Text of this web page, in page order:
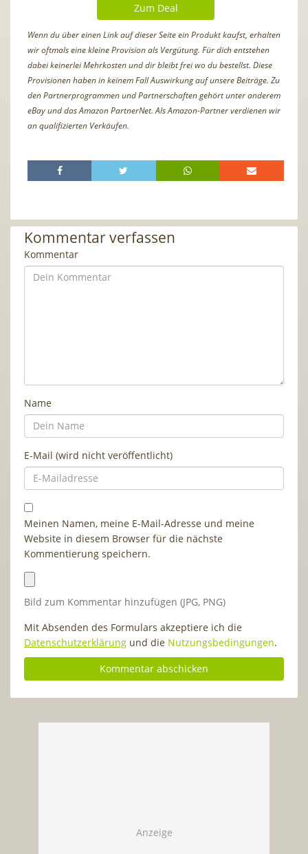
Zum Deal
Wenn du über einen Link auf dieser Seite ein Produkt kaufst, erhalten
wir oftmals eine kleine Provision als Vergütung. Für dich entstehen
dabei keinerlei Mehrkosten und dir bleibt frei wo du bestellst. Diese
Provisionen haben in keinem Fall Auswirkung auf unsere Beiträge. Zu
den Partnerprogrammen und Partnerschaften gehört unter anderem
eBay und das Amazon PartnerNet. Als Amazon-Partner verdienen wir
an qualifizierten Verkäufen.
Kommentar verfassen
Kommentar
Name
E-Mail (wird nicht veröffentlicht)
Meinen Namen, meine E-Mail-Adresse und meine
Website in diesem Browser für die nächste
Kommentierung speichern.
Bild zum Kommentar hinzufügen (JPG, PNG)
Mit Absenden des Formulars akzeptiere ich die
Datenschutzerklärung und die Nutzungsbedingungen.